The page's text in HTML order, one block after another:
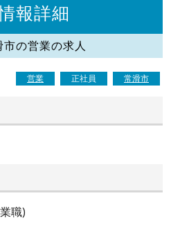
報詳細
の営業の求人
営業 正社員 常滑市
職)